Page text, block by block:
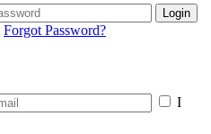
Login
Forgot Password?
I